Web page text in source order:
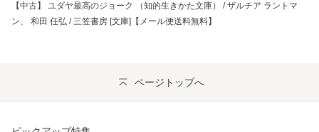
【中古】 ユダヤ最高のジョーク （知的生きかた文庫） / ザルチア ラントマ
ン、 和田 任弘 / 三笠書房 [文庫]【メール便送料無料】
ページトップへ